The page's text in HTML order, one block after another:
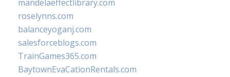
mandelaeffectlibrary.com
roselynns.com
balanceyoganj.com
salesforceblogs.com
TrainGames365.com
BaytownEvaCationRentals.com